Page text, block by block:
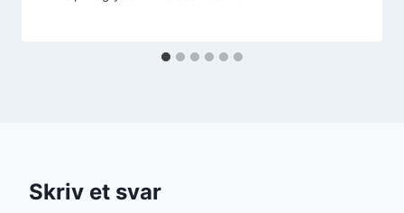
Skriv et svar